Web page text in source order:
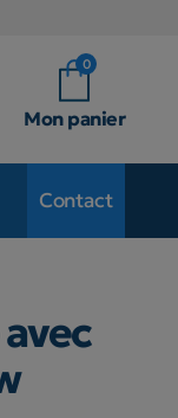
0
Mon panier
Contact